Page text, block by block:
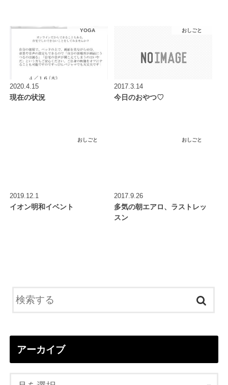
YOGA
2020.4.15
現在の状況
おしごと
2017.3.14
今日のおやつ♡
おしごと
2019.12.1
イオン明和イベント
おしごと
2017.9.26
多気の朝エアロ、ラストレッ
スン
アーカイブ